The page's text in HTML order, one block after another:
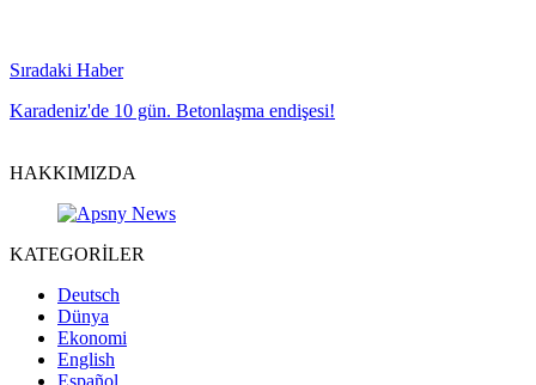
Sıradaki Haber
Karadeniz'de 10 gün. Betonlaşma endişesi!
HAKKIMIZDA
KATEGORİLER
Deutsch
Dünya
Ekonomi
English
Español